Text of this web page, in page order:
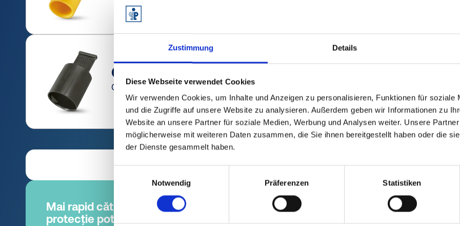
Zustimmung Details
Diese Webseite verwendet Cookies
Wir verwenden Cookies, um Inhalte und Anzeigen zu personalisieren, Funktionen für soziale
und die Zugriffe auf unsere Website zu analysieren. Außerdem geben wir Informationen zu
Website an unsere Partner für soziale Medien, Werbung und Analysen weiter. Unsere
möglicherweise mit weiteren Daten zusammen, die Sie ihnen bereitgestellt haben oder die
der Dienste gesammelt haben.
Notwendig
Präferenzen Statistiken
GPN 215
Capace cu prindere
1 2 3 4 5 ... 14
Mai rapid către elementul de
protecție potrivit.